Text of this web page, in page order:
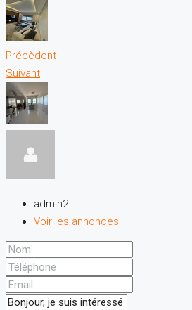
Précèdent
Suivant
admin2
Voir les annonces